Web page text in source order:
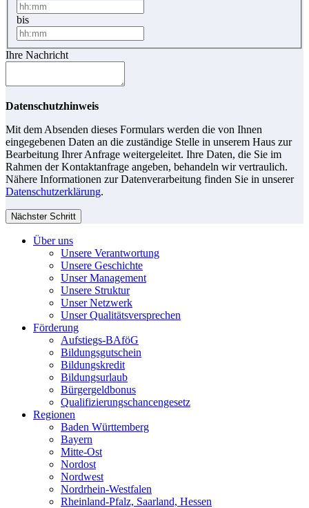
bis
Ihre Nachricht
Datenschutzhinweis
Mit dem Absenden dieses Formulars werden die von Ihnen
eingegebenen Daten an die zuständige Stelle in unserem Haus zur
Bearbeitung Ihrer Anfrage weitergeleitet. Ihre Daten, die Sie im
Rahmen der Kontaktanfrage angeben, behandeln wir vertraulich.
Nähere Informationen zur Datenverarbeitung finden Sie in unserer
Datenschutzerklärung.
Nächster Schritt
Über uns
Unsere Verantwortung
Unsere Geschichte
Unser Management
Unsere Struktur
Unser Netzwerk
Unser Qualitätsversprechen
Förderung
Aufstiegs-BAföG
Bildungsgutschein
Bildungskredit
Bildungsurlaub
Bürgergeldbonus
Qualifizierungschancengesetz
Regionen
Baden Württemberg
Bayern
Mitte-Ost
Nordost
Nordwest
Nordrhein-Westfalen
Rheinland-Pfalz, Saarland, Hessen